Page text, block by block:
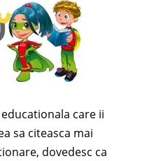
care ii
sa citeasca mai
dovedesc ca